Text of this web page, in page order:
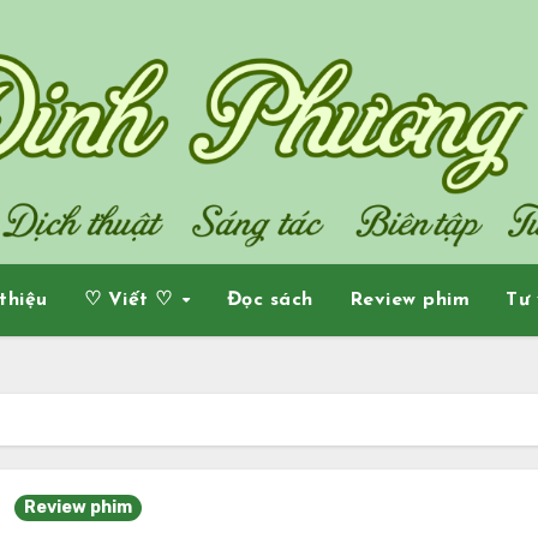
♡ Viết ♡ Đọc sách Review phim Tư
Review phim